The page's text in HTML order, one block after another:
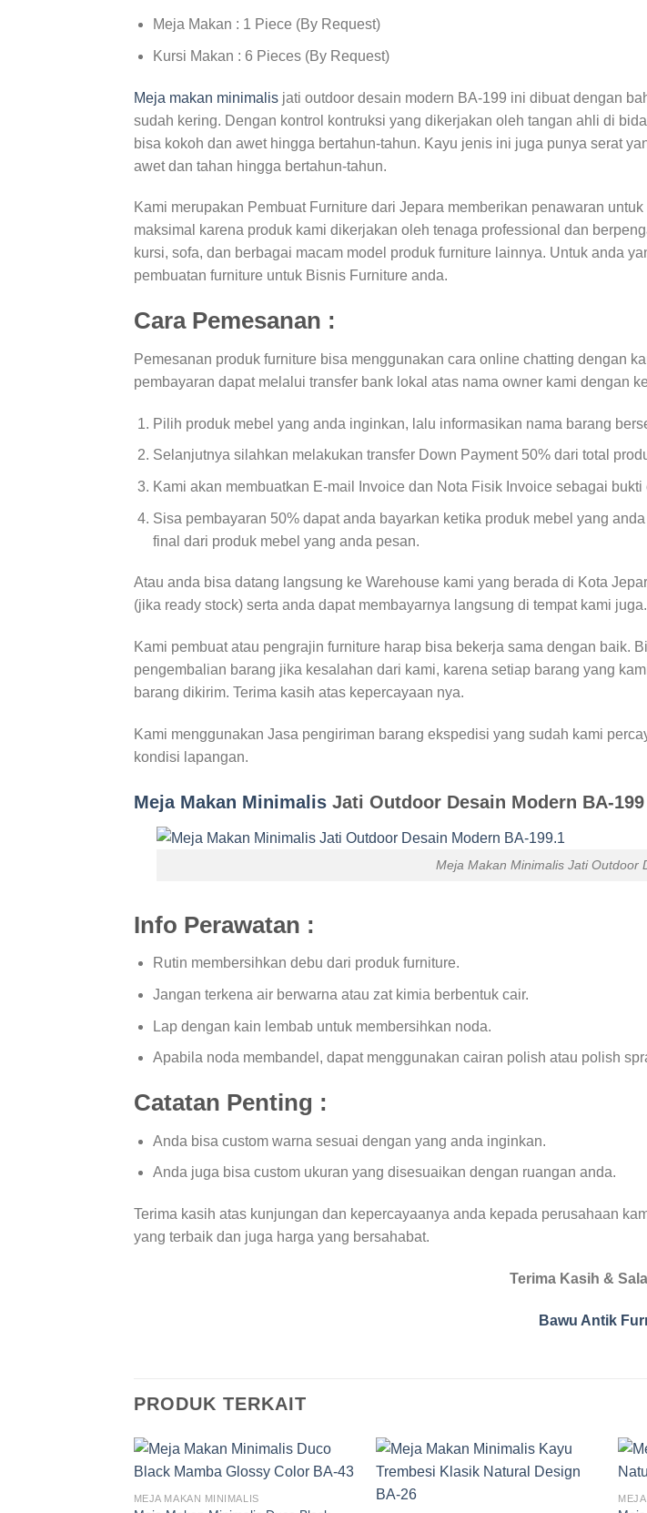
Meja Makan : 1 Piece (By Request)
Kursi Makan : 6 Pieces (By Request)
Meja makan minimalis jati outdoor desain modern BA-199 ini dibuat dengan
sudah kering. Dengan kontrol kontruksi yang dikerjakan oleh tangan ahli di
bisa kokoh dan awet hingga bertahun-tahun. Kayu jenis ini juga punya serat
awet dan tahan hingga bertahun-tahun.
Kami merupakan Pembuat Furniture dari Jepara memberikan penawaran
maksimal karena produk kami dikerjakan oleh tenaga professional dan
kursi, sofa, dan berbagai macam model produk furniture lainnya. Untuk anda
pembuatan furniture untuk Bisnis Furniture anda.
Cara Pemesanan :
Pemesanan produk furniture bisa menggunakan cara online chatting dengan
pembayaran dapat melalui transfer bank lokal atas nama owner kami dengan
Pilih produk mebel yang anda inginkan, lalu informasikan nama barang
Selanjutnya silahkan melakukan transfer Down Payment 50% dari total
Kami akan membuatkan E-mail Invoice dan Nota Fisik Invoice sebagai
Sisa pembayaran 50% dapat anda bayarkan ketika produk mebel yang
final dari produk mebel yang anda pesan.
Atau anda bisa datang langsung ke Warehouse kami yang berada di Kota
(jika ready stock) serta anda dapat membayarnya langsung di tempat kami juga.
Kami pembuat atau pengrajin furniture harap bisa bekerja sama dengan baik.
pengembalian barang jika kesalahan dari kami, karena setiap barang yang
barang dikirim. Terima kasih atas kepercayaan nya.
Kami menggunakan Jasa pengiriman barang ekspedisi yang sudah kami
kondisi lapangan.
Meja Makan Minimalis Jati Outdoor Desain Modern BA-199
Meja Makan Minimalis Jati Outdoor
Info Perawatan :
Rutin membersihkan debu dari produk furniture.
Jangan terkena air berwarna atau zat kimia berbentuk cair.
Lap dengan kain lembab untuk membersihkan noda.
Apabila noda membandel, dapat menggunakan cairan polish atau polish
Catatan Penting :
Anda bisa custom warna sesuai dengan yang anda inginkan.
Anda juga bisa custom ukuran yang disesuaikan dengan ruangan anda.
Terima kasih atas kunjungan dan kepercayaanya anda kepada perusahaan
yang terbaik dan juga harga yang bersahabat.
Terima Kasih &
Bawu Antik
PRODUK TERKAIT
MEJA MAKAN MINIMALIS